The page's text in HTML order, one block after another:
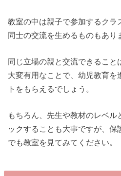
教室の中は親子で参加するクラ
同士の交流を生めるものもあり
同じ立場の親と交流できること
大変有用なことで、幼児教育を
トをもらえるでしょう。
もちろん、先生や教材のレベル
ックすることも大事ですが、保
でも教室を見てみてください。